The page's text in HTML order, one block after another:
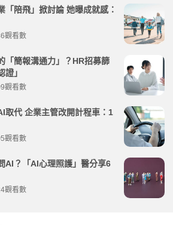
「陪飛」掀討論 她曝成就感：
觀看數
「簡報溝通力」？HR招募篩
」
觀看數
取代 企業主管改開計程車：1
觀看數
AI？「AI心理照護」醫分享6
觀看數